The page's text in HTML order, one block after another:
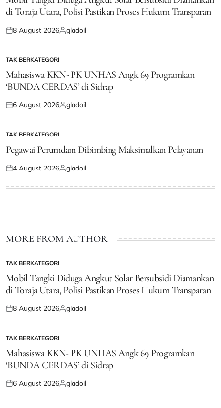
di Toraja Utara, Polisi Pastikan Proses Hukum Transparan
Posted
8 August 2026Posted
gladoil
POSTED
IN
TAK BERKATEGORI
Mahasiswa KKN- PK UNHAS Angk 69 Programkan
‘BUNDA CERDAS’ di Sidrap
Posted
6 August 2026Posted
gladoil
POSTED
IN
TAK BERKATEGORI
Pegawai Perumdam Dibimbing Maksimalkan Pelayanan
Posted
4 August 2026Posted
gladoil
MORE FROM AUTHOR
POSTED
IN
TAK BERKATEGORI
Mobil Tangki Diduga Angkut Solar Bersubsidi Diamankan
di Toraja Utara, Polisi Pastikan Proses Hukum Transparan
Posted
8 August 2026Posted
gladoil
POSTED
IN
TAK BERKATEGORI
Mahasiswa KKN- PK UNHAS Angk 69 Programkan
‘BUNDA CERDAS’ di Sidrap
Posted
6 August 2026Posted
gladoil